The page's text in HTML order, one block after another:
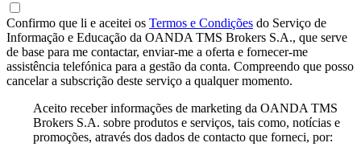
Confirmo que li e aceitei os Termos e Condições do Serviço de
Informação e Educação da OANDA TMS Brokers S.A., que serve
de base para me contactar, enviar-me a oferta e fornecer-me
assistência telefónica para a gestão da conta. Compreendo que posso
cancelar a subscrição deste serviço a qualquer momento.
Aceito receber informações de marketing da OANDA TMS
Brokers S.A. sobre produtos e serviços, tais como, notícias e
promoções, através dos dados de contacto que forneci, por: